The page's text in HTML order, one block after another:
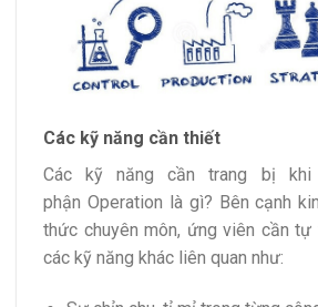
Các kỹ năng cần thiết
Các kỹ năng cần trang bị
phận Operation là gì? Bên cạnh
thức chuyên môn, ứng viên cần tự
các kỹ năng khác liên quan như: